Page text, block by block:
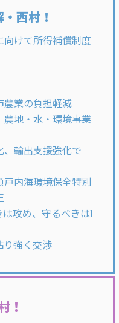
西村！
けて所得補償制度
農業の負担軽減
地・水・環境事業
輸出支援強化で
内海環境保全特別
攻め、守るべきは1
り強く交渉
！